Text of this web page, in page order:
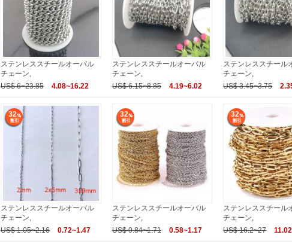
ステンレススチールオーバル
チェーン,
US$ 6~23.85
4.08~16.22
ステンレススチールオーバル
チェーン,
US$ 6.15~8.85
4.19~6.02
ステンレススチール
チェーン,
US$ 3.45~3.75
32
ステンレススチールオーバル
チェーン,
US$ 1.05~2.16
0.72~1.47
32
ステンレススチールオーバル
チェーン,
US$ 0.84~1.71
0.58~1.17
32
ステンレススチール
チェーン,
US$ 16.2~27